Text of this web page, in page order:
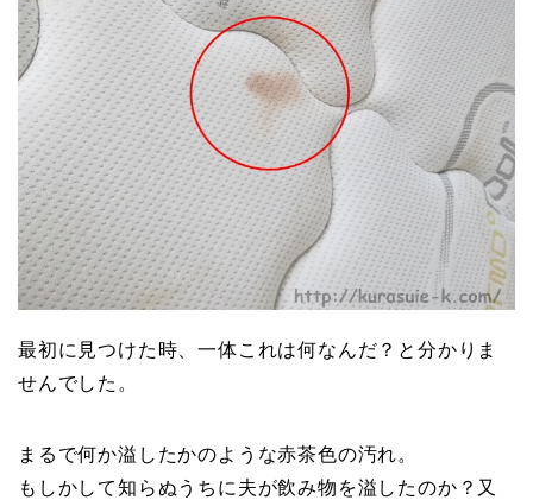
最初に見つけた時、一体これは何なんだ？と分かりま
せんでした。
まるで何か溢したかのような赤茶色の汚れ。
もしかして知らぬうちに夫が飲み物を溢したのか？又